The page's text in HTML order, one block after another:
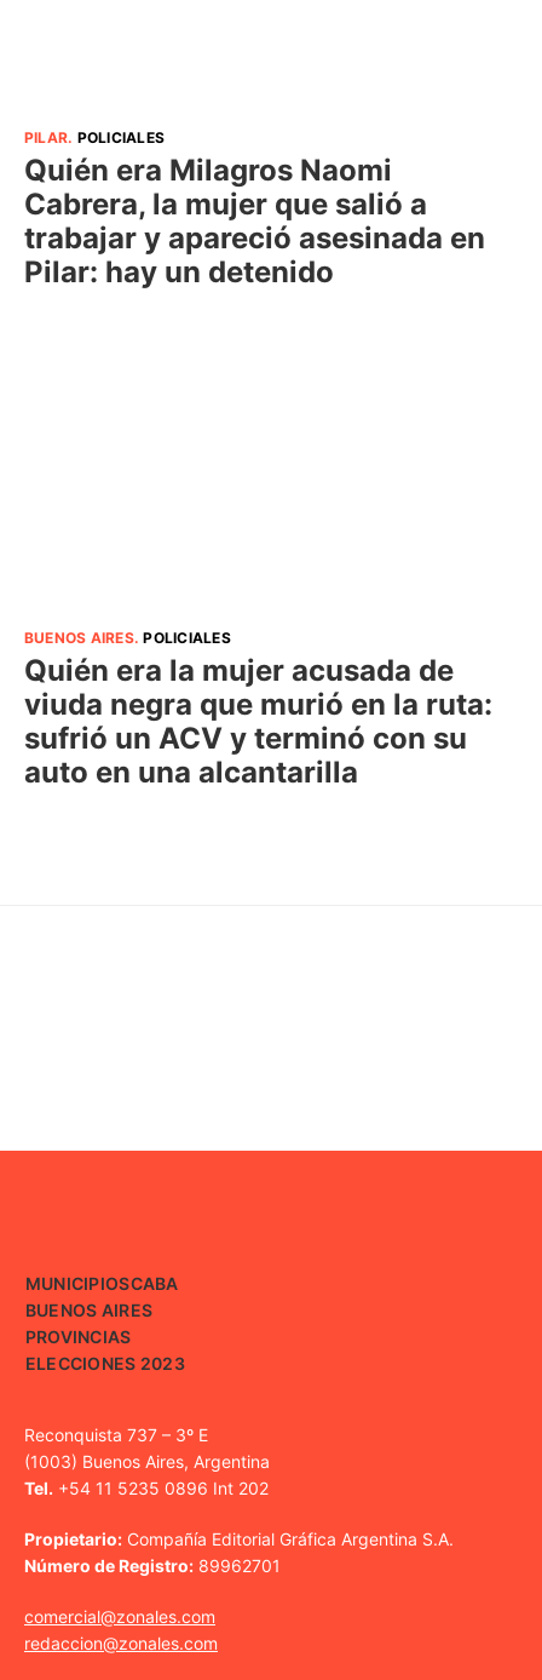
PILAR. POLICIALES
Quién era Milagros Naomi
Cabrera, la mujer que salió a
trabajar y apareció asesinada en
Pilar: hay un detenido
BUENOS AIRES.POLICIALES
Quién era la mujer acusada de
viuda negra que murió en la ruta:
sufrió un ACV y terminó con su
auto en una alcantarilla
MUNICIPIOSCABA
BUENOS AIRES
PROVINCIAS
ELECCIONES 2023
Reconquista 737 – 3º E
(1003) Buenos Aires, Argentina
Tel. +54 11 5235 0896 Int 202
Propietario: Compañía Editorial Gráfica Argentina S.A.
Número de Registro: 89962701
comercial@zonales.com
redaccion@zonales.com